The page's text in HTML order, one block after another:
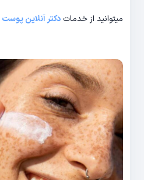
میتوانید از خدمات دکتر آنلاین پوست